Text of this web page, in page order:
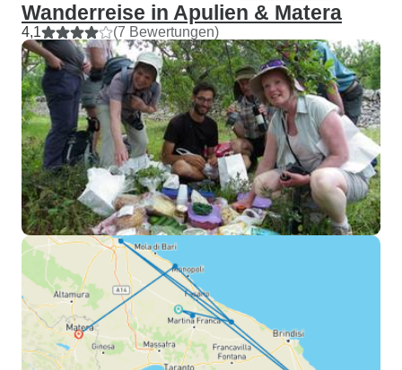
Wanderreise in Apulien & Matera
4,1 (7 Bewertungen)